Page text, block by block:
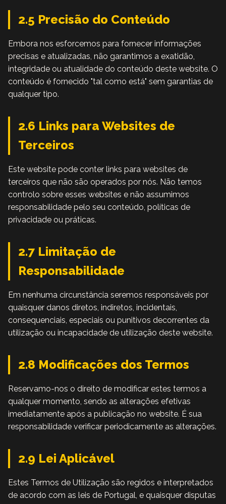
2.5 Precisão do Conteúdo
Embora nos esforcemos para fornecer informações
precisas e atualizadas, não garantimos a exatidão,
integridade ou atualidade do conteúdo deste website. O
conteúdo é fornecido "tal como está" sem garantias de
qualquer tipo.
2.6 Links para Websites de
Terceiros
Este website pode conter links para websites de
terceiros que não são operados por nós. Não temos
controlo sobre esses websites e não assumimos
responsabilidade pelo seu conteúdo, políticas de
privacidade ou práticas.
2.7 Limitação de
Responsabilidade
Em nenhuma circunstância seremos responsáveis por
quaisquer danos diretos, indiretos, incidentais,
consequenciais, especiais ou punitivos decorrentes da
utilização ou incapacidade de utilização deste website.
2.8 Modificações dos Termos
Reservamo-nos o direito de modificar estes termos a
qualquer momento, sendo as alterações efetivas
imediatamente após a publicação no website. É sua
responsabilidade verificar periodicamente as alterações.
2.9 Lei Aplicável
Estes Termos de Utilização são regidos e interpretados
de acordo com as leis de Portugal, e quaisquer disputas